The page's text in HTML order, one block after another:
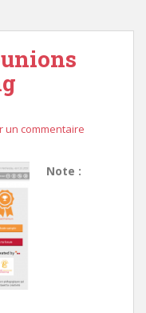
un commentaire
Note :